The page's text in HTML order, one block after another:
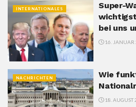
INTERNATIONALES
Super-
bei uns
16. JANUAR
NACHRICHTEN
Wie
18. AUGUST